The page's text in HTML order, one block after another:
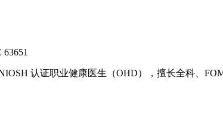
认证职业健康医生（OHD），擅长全科、